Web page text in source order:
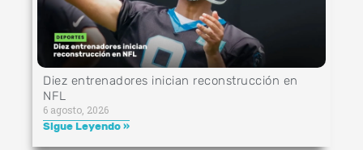
Diez entrenadores inician reconstrucción en
NFL
6 agosto, 2026
Sigue Leyendo »